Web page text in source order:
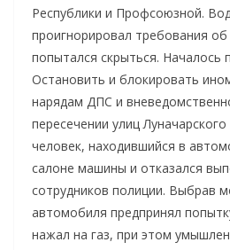
Республики и Профсоюзной.
проигнорировал требования об
попытался скрыться. Началось
Остановить и блокировать
нарядам ДПС и
пересечении улиц
человек, находившийся в
салоне машины и отказался
сотрудников полиции. Выбрав
автомобиля предпринял
нажал на газ, при этом